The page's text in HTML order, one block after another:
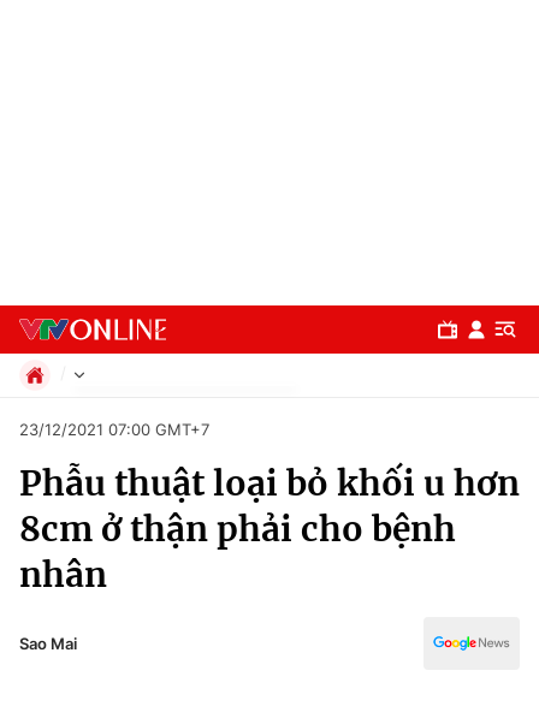
Chuyên mục
Chính trị
Xã hội
Pháp luật
Thể thao
Truyền hình
23/12/2021 07:00 GMT+7
Phẫu thuật loại bỏ khối u hơn
8cm ở thận phải cho bệnh
nhân
Sao Mai